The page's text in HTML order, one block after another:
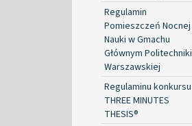
Regulamin
Pomieszczeń Nocnej
Nauki w Gmachu
Głównym Politechniki
Warszawskiej
Regulaminu konkursu
THREE MINUTES
THESIS®